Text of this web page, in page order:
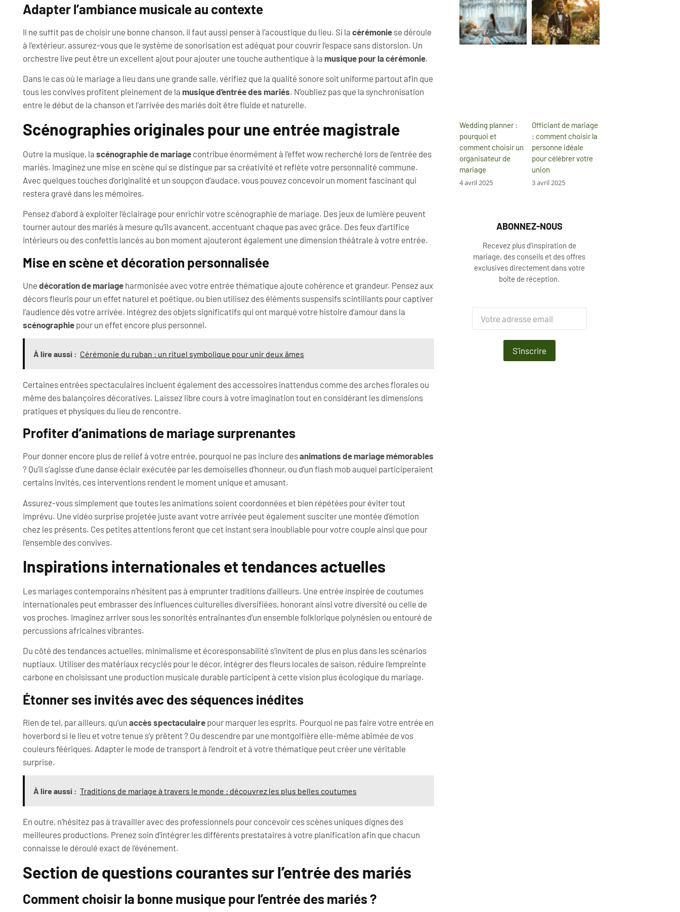
Adapter l’ambiance musicale au contexte
Il ne suffit pas de choisir une bonne chanson, il faut aussi penser à l’acoustique du lieu. Si la cérémonie se déroule
à l’extérieur, assurez-vous que le système de sonorisation est adéquat pour couvrir l’espace sans distorsion. Un
orchestre live peut être un excellent ajout pour ajouter une touche authentique à la musique pour la cérémonie.
Dans le cas où le mariage a lieu dans une grande salle, vérifiez que la qualité sonore soit uniforme partout afin que
tous les convives profitent pleinement de la musique d’entrée des mariés. N’oubliez pas que la synchronisation
entre le début de la chanson et l’arrivée des mariés doit être fluide et naturelle.
Scénographies originales pour une entrée magistrale
Outre la musique, la scénographie de mariage contribue énormément à l’effet wow recherché lors de l’entrée des
mariés. Imaginez une mise en scène qui se distingue par sa créativité et reflète votre personnalité commune.
Avec quelques touches d’originalité et un soupçon d’audace, vous pouvez concevoir un moment fascinant qui
restera gravé dans les mémoires.
Pensez d’abord à exploiter l’éclairage pour enrichir votre scénographie de mariage. Des jeux de lumière peuvent
tourner autour des mariés à mesure qu’ils avancent, accentuant chaque pas avec grâce. Des feux d’artifice
intérieurs ou des confettis lancés au bon moment ajouteront également une dimension théâtrale à votre entrée.
Mise en scène et décoration personnalisée
Une décoration de mariage harmonisée avec votre entrée thématique ajoute cohérence et grandeur. Pensez aux
décors fleuris pour un effet naturel et poétique, ou bien utilisez des éléments suspensifs scintillants pour captiver
l’audience dès votre arrivée. Intégrez des objets significatifs qui ont marqué votre histoire d’amour dans la
scénographie pour un effet encore plus personnel.
À lire aussi : Cérémonie du ruban : un rituel symbolique pour unir deux âmes
Certaines entrées spectaculaires incluent également des accessoires inattendus comme des arches florales ou
même des balançoires décoratives. Laissez libre cours à votre imagination tout en considérant les dimensions
pratiques et physiques du lieu de rencontre.
Profiter d’animations de mariage surprenantes
Pour donner encore plus de relief à votre entrée, pourquoi ne pas inclure desanimations de mariage mémorables
? Qu’il s’agisse d’une danse éclair exécutée par les demoiselles d’honneur, ou d’un flash mob auquel participeraient
certains invités, ces interventions rendent le moment unique et amusant.
Assurez-vous simplement que toutes les animations soient coordonnées et bien répétées pour éviter tout
imprévu. Une vidéo surprise projetée juste avant votre arrivée peut également susciter une montée d’émotion
chez les présents. Ces petites attentions feront que cet instant sera inoubliable pour votre couple ainsi que pour
l’ensemble des convives.
Inspirations internationales et tendances actuelles
Les mariages contemporains n’hésitent pas à emprunter traditions d’ailleurs. Une entrée inspirée de coutumes
internationales peut embrasser des influences culturelles diversifiées, honorant ainsi votre diversité ou celle de
vos proches. Imaginez arriver sous les sonorités entraînantes d’un ensemble folklorique polynésien ou entouré de
percussions africaines vibrantes.
Du côté des tendances actuelles, minimalisme et écoresponsabilité s’invitent de plus en plus dans les scénarios
nuptiaux. Utiliser des matériaux recyclés pour le décor, intégrer des fleurs locales de saison, réduire l’empreinte
carbone en choisissant une production musicale durable participent à cette vision plus écologique du mariage.
Étonner ses invités avec des séquences inédites
Rien de tel, par ailleurs, qu’un accès spectaculaire pour marquer les esprits. Pourquoi ne pas faire votre entrée en
hoverbord si le lieu et votre tenue s’y prêtent ? Ou descendre par une montgolfière elle-même abîmée de vos
couleurs féériques. Adapter le mode de transport à l’endroit et à votre thématique peut créer une véritable
surprise.
À lire aussi : Traditions de mariage à travers le monde : découvrez les plus belles coutumes
En outre, n’hésitez pas à travailler avec des professionnels pour concevoir ces scènes uniques dignes des
meilleures productions. Prenez soin d’intégrer les différents prestataires à votre planification afin que chacun
connaisse le déroulé exact de l’événement.
Section de questions courantes sur l’entrée des mariés
Comment choisir la bonne musique pour l’entrée des mariés ?
Wedding planner :
pourquoi et
comment choisir un
organisateur de
mariage
4 avril 2025
Officiant de mariage
: comment choisir la
personne idéale
pour célébrer votre
union
3 avril 2025
ABONNEZ-NOUS
Recevez plus d’inspiration de
mariage, des conseils et des offres
exclusives directement dans votre
boîte de réception.
S'inscrire